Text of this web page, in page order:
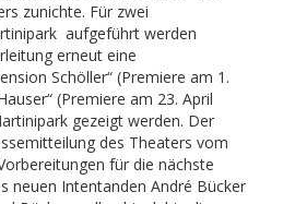
zunichte. Für zwei
aufgeführt werden
erneut eine
Schöller“ (Premiere am 1.
(Premiere am 23. April
gezeigt werden. Der
des Theaters vom
für die nächste
neuen Intentanden André Bücker